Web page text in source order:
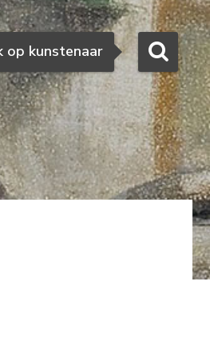
Zoeken
op kunstenaar